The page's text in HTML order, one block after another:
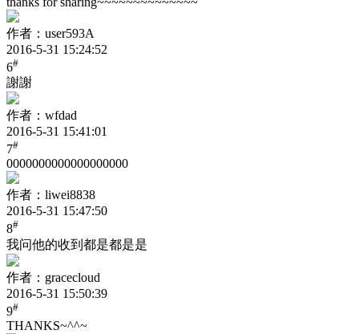
作者：user593A
2016-5-31 15:24:52
6#
謝謝
作者：wfdad
2016-5-31 15:41:01
7#
0000000000000000000
作者：liwei8838
2016-5-31 15:47:50
8#
我问他的收到都是都是是
作者：gracecloud
2016-5-31 15:50:39
9#
THANKS~^^~